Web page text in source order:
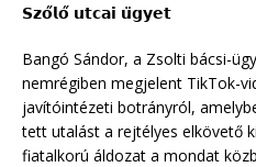
𝗦𝘇𝗼̋𝗹𝗼̋ 𝘂𝘁𝗰𝗮𝗶 𝘂̈𝗴𝘆𝗲𝘁
Bangó Sándor, a Zsolti bácsi-
nemrégiben megjelent TikTok-
javítóintézeti botrányról,
tett utalást a rejtélyes elkövető
fiatalkorú áldozat a mondat